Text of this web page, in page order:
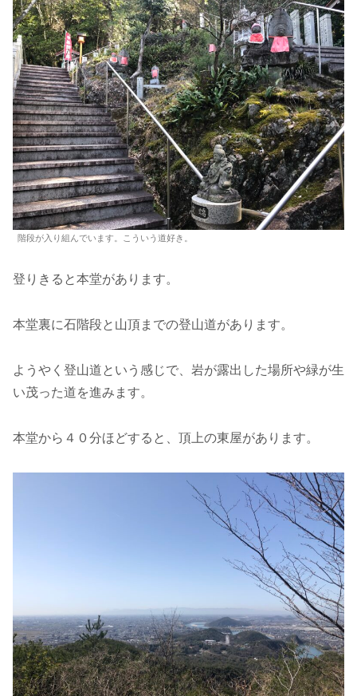
階段が入り組んでいます。こういう道好き。
登りきると本堂があります。
本堂裏に石階段と山頂までの登山道があります。
ようやく登山道という感じで、岩が露出した場所や緑が生
い茂った道を進みます。
本堂から４０分ほどすると、頂上の東屋があります。